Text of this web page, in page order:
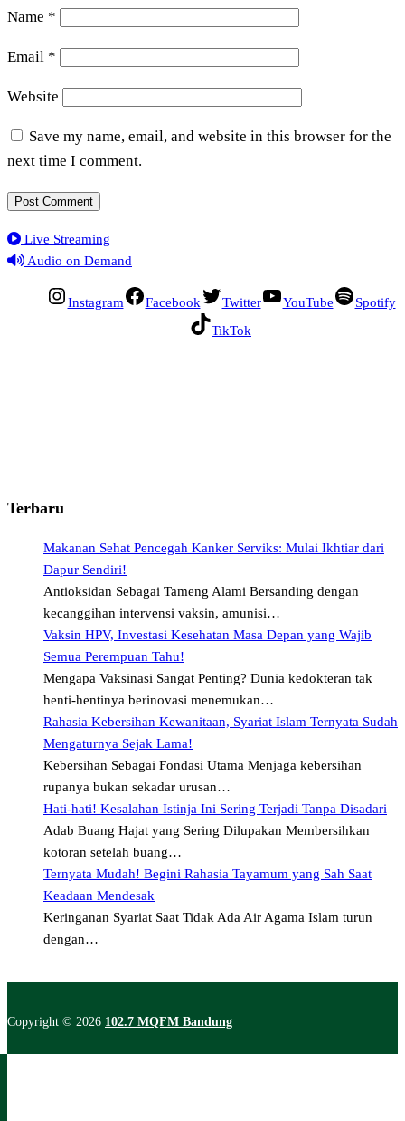
Name *
Email *
Website
Save my name, email, and website in this browser for the
next time I comment.
Live Streaming
Audio on Demand
Instagram Facebook Twitter YouTube
Spotify
TikTok
Terbaru
Makanan Sehat Pencegah Kanker Serviks: Mulai Ikhtiar dari
Dapur Sendiri!
Antioksidan Sebagai Tameng Alami Bersanding dengan
kecanggihan intervensi vaksin, amunisi…
Vaksin HPV, Investasi Kesehatan Masa Depan yang Wajib
Semua Perempuan Tahu!
Mengapa Vaksinasi Sangat Penting? Dunia kedokteran tak
henti-hentinya berinovasi menemukan…
Rahasia Kebersihan Kewanitaan, Syariat Islam Ternyata Sudah
Mengaturnya Sejak Lama!
Kebersihan Sebagai Fondasi Utama Menjaga kebersihan
rupanya bukan sekadar urusan…
Hati-hati! Kesalahan Istinja Ini Sering Terjadi Tanpa Disadari
Adab Buang Hajat yang Sering Dilupakan Membersihkan
kotoran setelah buang…
Ternyata Mudah! Begini Rahasia Tayamum yang Sah Saat
Keadaan Mendesak
Keringanan Syariat Saat Tidak Ada Air Agama Islam turun
dengan…
Copyright © 2026 102.7 MQFM Bandung